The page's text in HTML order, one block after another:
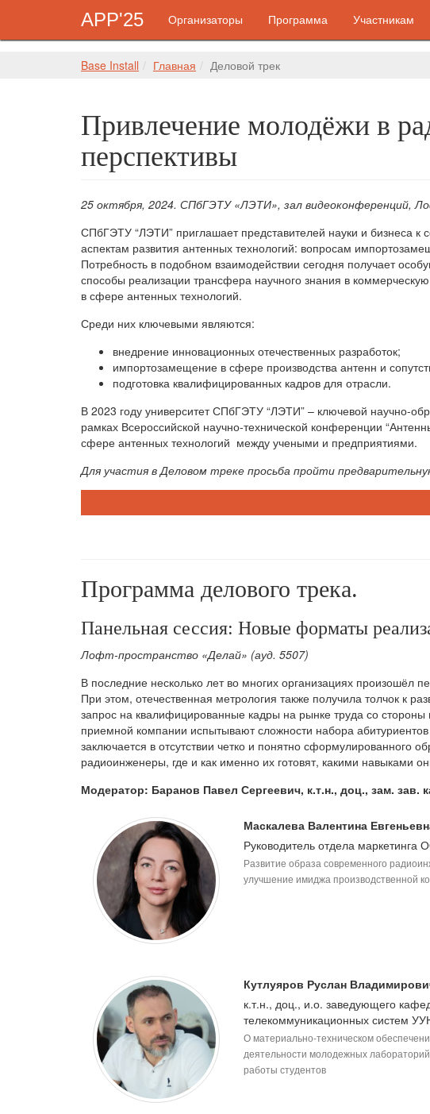
APP'25 Организаторы Программа Участникам
Base Install Главная Деловой трек
Привлечение молодёжи в
перспективы
25 октября, 2024. СПбГЭТУ «ЛЭТИ», зал видеоконференций,
СПбГЭТУ “ЛЭТИ” приглашает представителей науки и бизнеса
аспектам развития антенных технологий: вопросам
Потребность в подобном взаимодействии сегодня получает
способы реализации трансфера научного знания в
в сфере антенных технологий.
Среди них ключевыми являются:
внедрение инновационных отечественных разработок;
импортозамещение в сфере производства антенн и
подготовка квалифицированных кадров для отрасли.
В 2023 году университет СПбГЭТУ “ЛЭТИ” – ключевой научно-
рамках Всероссийской научно-технической конференции
сфере антенных технологий между учеными и предприятиями.
Для участия в Деловом треке просьба пройти
Программа делового трека.
Панельная сессия: Новые форматы
Лофт-пространство «Делай» (ауд. 5507)
В последние несколько лет во многих организациях
При этом, отечественная метрология также получила толчок к
запрос на квалифицированные кадры на рынке труда со
приемной компании испытывают сложности набора
заключается в отсутствии четко и понятно сформулированного
радиоинженеры, где и как именно их готовят, какими навыками
Модератор: Баранов Павел Сергеевич, к.т.н., доц., зам.
Маскалева Валентина
Руководитель отдела
Развитие образа современного
улучшение имиджа производственной
Кутлуяров Руслан
к.т.н., доц., и.о. заведующего
телекоммуникационных систем
О материально-техническом
деятельности молодежных
работы студентов